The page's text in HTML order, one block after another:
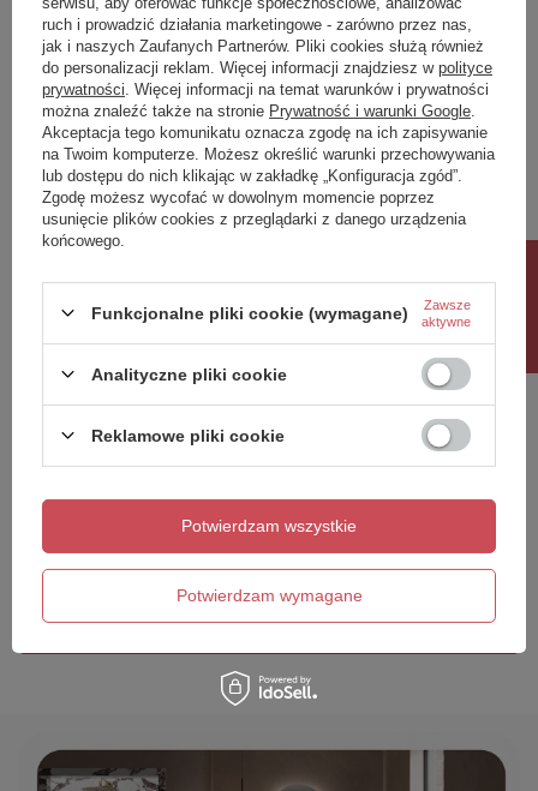
Napisz swoją opinię
Twoja ocena:
5/5
Treść twojej opinii
Dodaj własne zdjęcie produktu:
Wyślij opinię
ruch i prowadzić działania marketingowe - zarówno przez nas,
jak i naszych Zaufanych Partnerów. Pliki cookies służą również
do personalizacji reklam. Więcej informacji znajdziesz w polityce
prywatności . Więcej informacji na temat warunków i prywatności
można znaleźć także na stronie Prywatność i warunki Google
Akceptacja tego komunikatu oznacza zgodę na ich zapisywanie
na Twoim komputerze. Możesz określić warunki przechowywania
lub dostępu do nich klikając w zakładkę „Konfiguracja zgód”.
Zgodę możesz wycofać w dowolnym momencie poprzez
usunięcie plików cookies z przeglądarki z danego urządzenia
końcowego.
Funkcjonalne pliki cookie (wymagane) Zawsze
aktywne
Analityczne pliki cookie
Reklamowe pliki cookie
Potwierdzam wymagane
Potwierdzam wszystkie